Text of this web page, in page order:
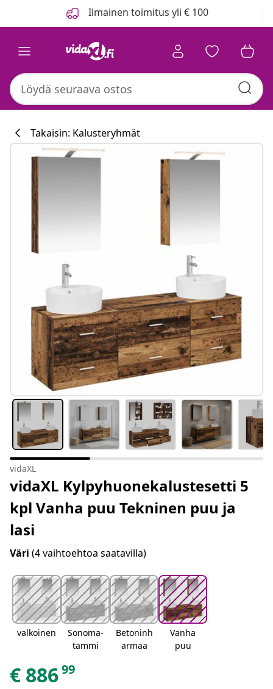
Ilmainen toimitus yli € 100
Keittiökokoelma
Takaisin: Kalusteryhmät
vidaXL
vidaXL Kylpyhuonekalustesetti 5
kpl Vanha puu Tekninen puu ja
lasi
Väri (4 vaihtoehtoa saatavilla)
valkoinen
Sonoma-
tammi
Betoninh
armaa
Vanha
puu
€ 88699